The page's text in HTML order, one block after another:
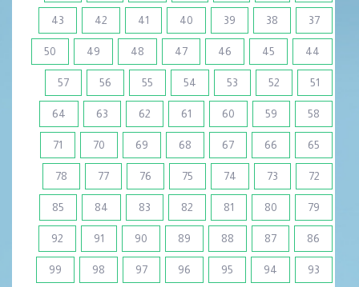
37
38
39
40
41
42
43
44
45
46
47
48
49
50
51
52
53
54
55
56
57
58
59
60
61
62
63
64
65
66
67
68
69
70
71
72
73
74
75
76
77
78
79
80
81
82
83
84
85
86
87
88
89
90
91
92
93
94
95
96
97
98
99